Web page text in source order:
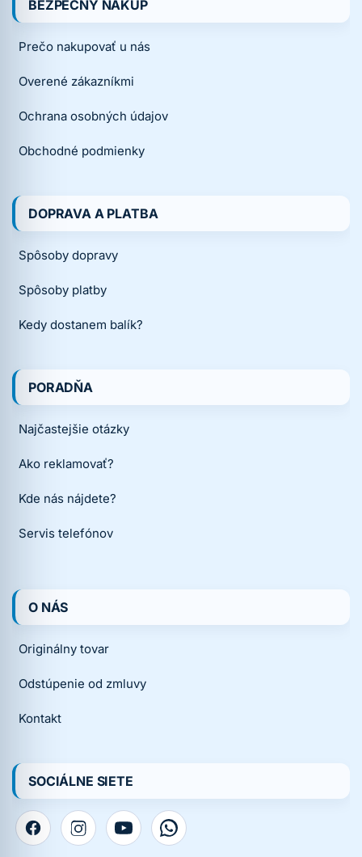
BEZPEČNÝ NÁKUP
Prečo nakupovať u nás
Overené zákazníkmi
Ochrana osobných údajov
Obchodné podmienky
DOPRAVA A PLATBA
Spôsoby dopravy
Spôsoby platby
Kedy dostanem balík?
PORADŇA
Najčastejšie otázky
Ako reklamovať?
Kde nás nájdete?
Servis telefónov
O NÁS
Originálny tovar
Odstúpenie od zmluvy
Kontakt
SOCIÁLNE SIETE